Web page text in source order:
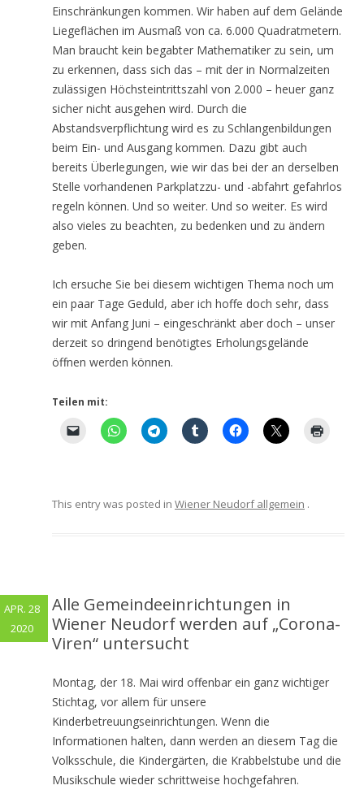
Einschränkungen kommen. Wir haben auf dem Gelände
Liegeflächen im Ausmaß von ca. 6.000 Quadratmetern.
Man braucht kein begabter Mathematiker zu sein, um
zu erkennen, dass sich das – mit der in Normalzeiten
zulässigen Höchsteintrittszahl von 2.000 – heuer ganz
sicher nicht ausgehen wird. Durch die
Abstandsverpflichtung wird es zu Schlangenbildungen
beim Ein- und Ausgang kommen. Dazu gibt auch
bereits Überlegungen, wie wir das bei der an derselben
Stelle vorhandenen Parkplatzzu- und -abfahrt gefahrlos
regeln können. Und so weiter. Und so weiter. Es wird
also vieles zu beachten, zu bedenken und zu ändern
geben.
Ich ersuche Sie bei diesem wichtigen Thema noch um
ein paar Tage Geduld, aber ich hoffe doch sehr, dass
wir mit Anfang Juni – eingeschränkt aber doch – unser
derzeit so dringend benötigtes Erholungsgelände
öffnen werden können.
Teilen mit:
This entry was posted in Wiener Neudorf allgemein .
Alle Gemeindeeinrichtungen in
Wiener Neudorf werden auf „Corona-
Viren“ untersucht
Montag, der 18. Mai wird offenbar ein ganz wichtiger
Stichtag, vor allem für unsere
Kinderbetreuungseinrichtungen. Wenn die
Informationen halten, dann werden an diesem Tag die
Volksschule, die Kindergärten, die Krabbelstube und die
Musikschule wieder schrittweise hochgefahren.
APR. 28
2020